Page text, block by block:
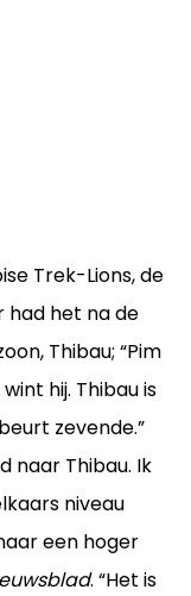
Trek-Lions, de
had het na de
Thibau; “Pim
hij. Thibau is
zevende.”
naar Thibau. Ik
niveau
een hoger
. “Het is